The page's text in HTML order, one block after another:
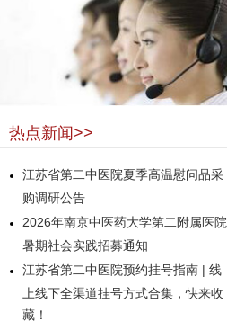
热点新闻>>
江苏省第二中医院夏季高温慰问品采
购调研公告
2026年南京中医药大学第二附属医院
暑期社会实践招募通知
江苏省第二中医院预约挂号指南 | 线
上线下全渠道挂号方式合集，快来收
藏！